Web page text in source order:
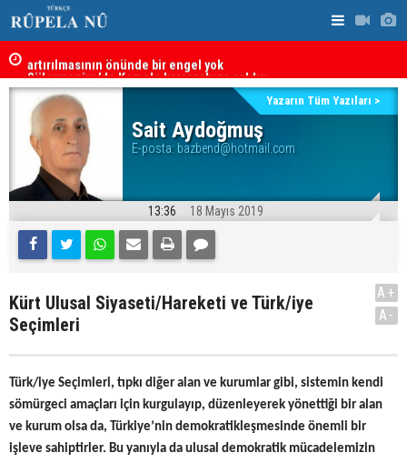
artırılmasının önünde bir engel yok
Süleymaniye’de Komele karargahına saldırı
sonuçlar
Sait Aydoğmuş
E-posta: bazbend@hotmail.com
Yazarın Tüm Yazıları >
13:36 18 Mayıs 2019
Kürt Ulusal Siyaseti/Hareketi ve Türk/iye
Seçimleri
A+
A-
Türk/iye Seçimleri, tıpkı diğer alan ve kurumlar gibi, sistemin kendi
sömürgeci amaçları için kurgulayıp, düzenleyerek yönettiği bir alan
ve kurum olsa da, Türkiye’nin demokratikleşmesinde önemli bir
işleve sahiptirler. Bu yanıyla da ulusal demokratik mücadelemizin